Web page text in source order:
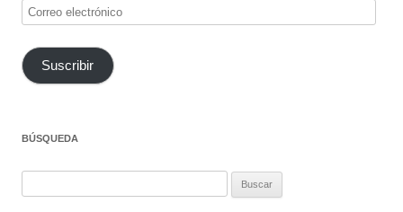
Correo
Suscribir
BÚSQUEDA